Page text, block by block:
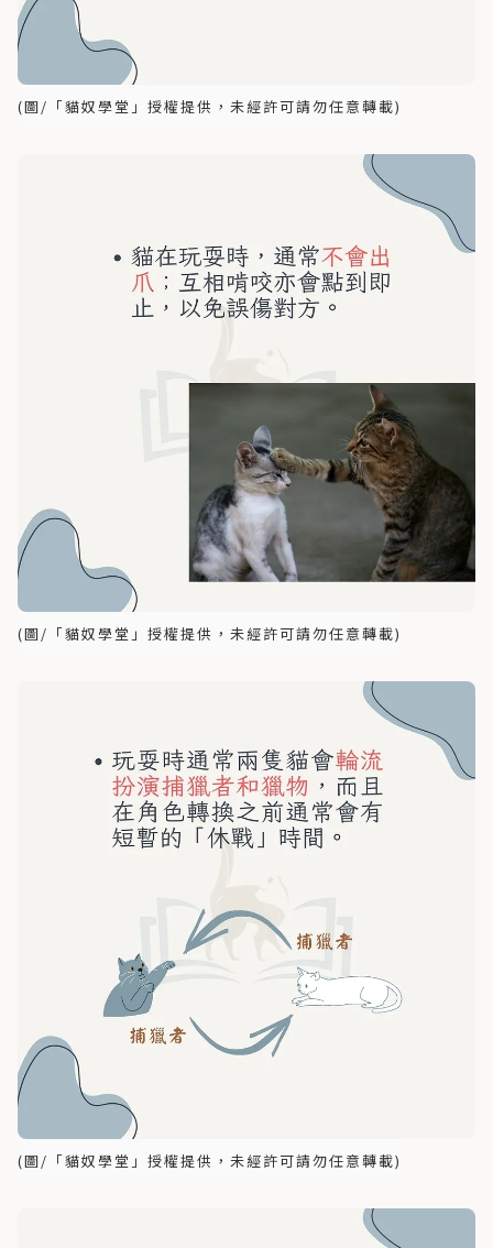
(圖/「貓奴學堂」授權提供，未經許可請勿任意轉載)
(圖/「貓奴學堂」授權提供，未經許可請勿任意轉載)
(圖/「貓奴學堂」授權提供，未經許可請勿任意轉載)